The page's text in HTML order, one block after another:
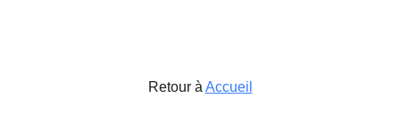
Retour à Accueil